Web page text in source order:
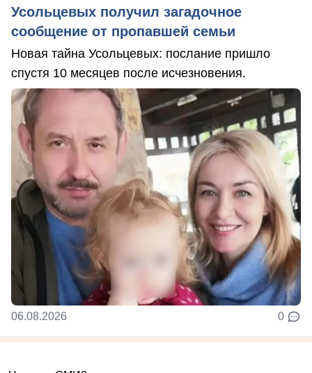
Усольцевых получил загадочное
сообщение от пропавшей семьи
Новая тайна Усольцевых: послание пришло
спустя 10 месяцев после исчезновения.
06.08.2026 0